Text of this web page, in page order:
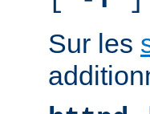
Sur les